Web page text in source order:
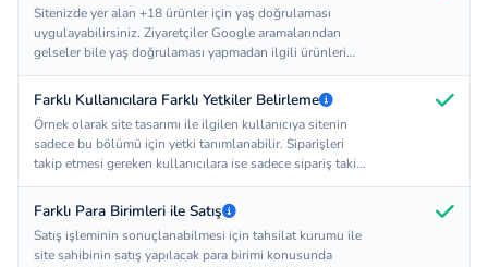
Sitenizde yer alan +18 ürünler için yaş doğrulaması
uygulayabilirsiniz. Ziyaretçiler Google aramalarından
gelseler bile yaş doğrulaması yapmadan ilgili ürünleri
göremezler.
Farklı Kullanıcılara Farklı Yetkiler Belirleme
Örnek olarak site tasarımı ile ilgilen kullanıcıya sitenin
sadece bu bölümü için yetki tanımlanabilir. Siparişleri
takip etmesi gereken kullanıcılara ise sadece sipariş takip
bölümü yetkileri açılabilir.
Farklı Para Birimleri ile Satış
Satış işleminin sonuçlanabilmesi için tahsilat kurumu ile
site sahibinin satış yapılacak para birimi konusunda